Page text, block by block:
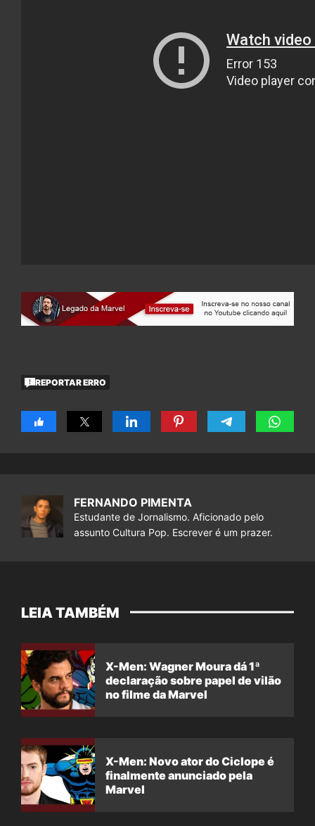
REPORTAR ERRO
FERNANDO PIMENTA
Estudante de Jornalismo. Aficionado pelo
assunto Cultura Pop. Escrever é um prazer.
LEIA TAMBÉM
X-Men: Wagner Moura dá 1ª
declaração sobre papel de vilão
no filme da Marvel
X-Men: Novo ator do Ciclope é
finalmente anunciado pela
Marvel